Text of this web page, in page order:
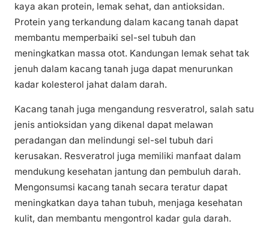
kaya akan protein, lemak sehat, dan antioksidan.
Protein yang terkandung dalam kacang tanah dapat
membantu memperbaiki sel-sel tubuh dan
meningkatkan massa otot. Kandungan lemak sehat tak
jenuh dalam kacang tanah juga dapat menurunkan
kadar kolesterol jahat dalam darah.
Kacang tanah juga mengandung resveratrol, salah satu
jenis antioksidan yang dikenal dapat melawan
peradangan dan melindungi sel-sel tubuh dari
kerusakan. Resveratrol juga memiliki manfaat dalam
mendukung kesehatan jantung dan pembuluh darah.
Mengonsumsi kacang tanah secara teratur dapat
meningkatkan daya tahan tubuh, menjaga kesehatan
kulit, dan membantu mengontrol kadar gula darah.